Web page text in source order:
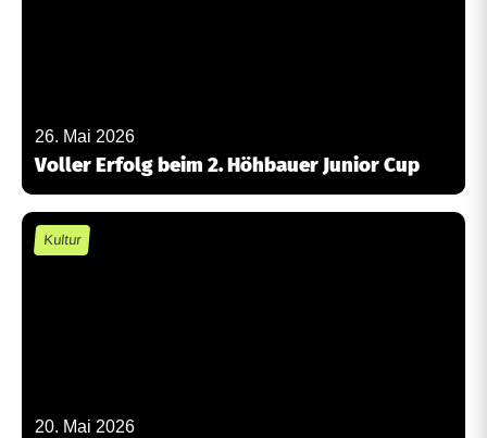
26. Mai 2026
Voller Erfolg beim 2. Höhbauer Junior Cup
Kultur
20. Mai 2026